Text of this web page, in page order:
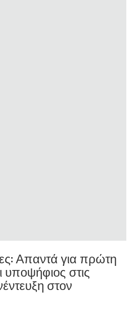
Απαντά για πρώτη
υποψήφιος στις
στον